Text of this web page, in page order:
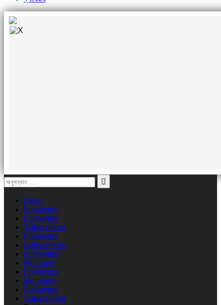
Likes
Followers
Followers
Subscribers
Followers
Subscribers
Followers
Members
Followers
Members
Followers
Subscribers